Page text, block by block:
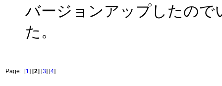
バージョンアップしたの
た。
Page: [1] [2] [3] [4]